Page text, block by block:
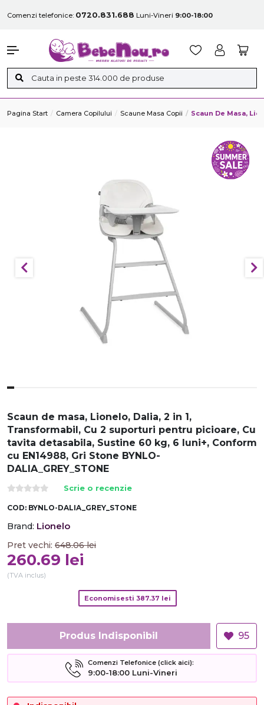
Comenzi telefonice: 0720.831.688 Luni-Vineri 9:00-18:00
Pagina Start Camera Copilului Scaune Masa Copii Scaun De Masa,
Scaun de masa, Lionelo, Dalia, 2 in 1,
Transformabil, Cu 2 suporturi pentru picioare, Cu
tavita detasabila, Sustine 60 kg, 6 luni+, Conform
cu EN14988, Gri Stone BYNLO-
DALIA_GREY_STONE
Scrie o recenzie
COD: BYNLO-DALIA_GREY_STONE
Brand: Lionelo
Pret vechi: 648.06 lei
260.69 lei
(TVA inclus)
Economisesti 387.37 lei
Produs Indisponibil 95
Comenzi Telefonice (click aici):
9:00-18:00 Luni-Vineri